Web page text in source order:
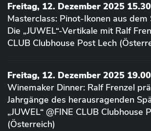
Freitag, 12. Dezember 2025
Masterclass: Pinot-Ikonen aus dem
Die „JUWEL“-Vertikale mit Ralf
CLUB Clubhouse Post Lech
Freitag, 12. Dezember 2025
Winemaker Dinner: Ralf Frenzel
Jahrgänge des herausragenden
„JUWEL“ @FINE CLUB Clubhouse
(Österreich)